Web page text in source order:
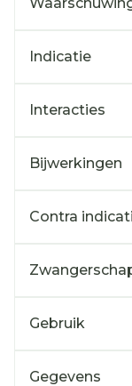
innemen of
gebruiken?
Indicatie
Interacties
Bijwerkingen
Contra
Gebruik
Gegevens